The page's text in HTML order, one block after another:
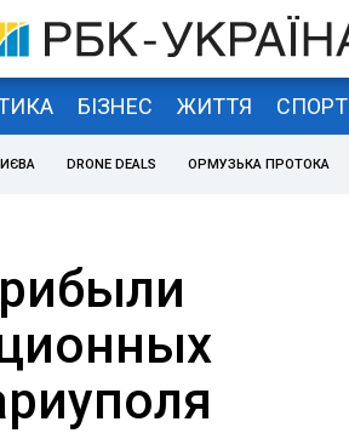
БІЗНЕС ЖИТТЯ СПОРТ
DRONE DEALS ОРМУЗЬКА ПРОТОКА